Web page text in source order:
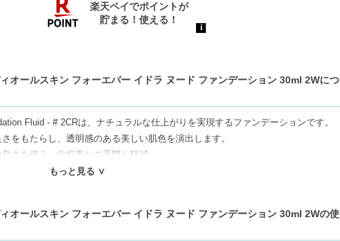
オールスキン フォーエバー イドラ ヌード ファンデーション 30ml 2Wにつ
Fluid - # 2CRは、ナチュラルな仕上がりを実現するファンデーションです。
をもたらし、透明感のある美しい肌色を演出します。
さを備え、化粧直しの手間も軽減。
。代引きでご注文いただいた場合は、コンビニ後払いに変更をさせて頂きます。
もっと見る ∨
オールスキン フォーエバー イドラ ヌード ファンデーション 30ml 2Wの使